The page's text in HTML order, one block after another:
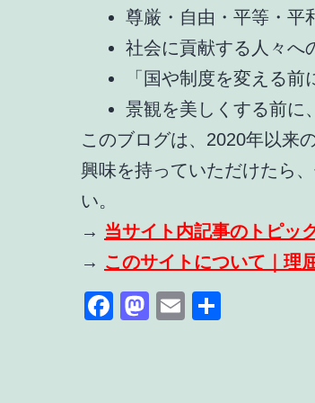
尊厳・自由・平等・平
社会に貢献する人々へ
「国や制度を変える前
景観を美しくする前に
このブログは、2020年以来
興味を持っていただけたら
い。
→ 当サイト内記事のトピッ
→ このサイトについて｜理
Facebook
Mastodon
Email